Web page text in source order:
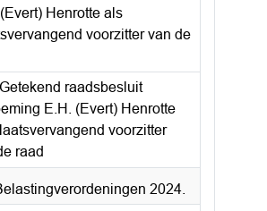
Henrotte als
voorzitter van de
Getekend raadsbesluit
E.H. (Evert) Henrotte
voorzitter
raad
2024.